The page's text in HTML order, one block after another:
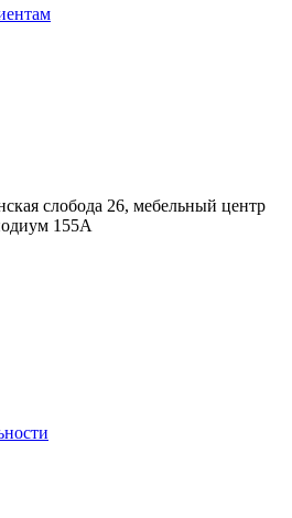
слобода 26, мебельный центр
155А